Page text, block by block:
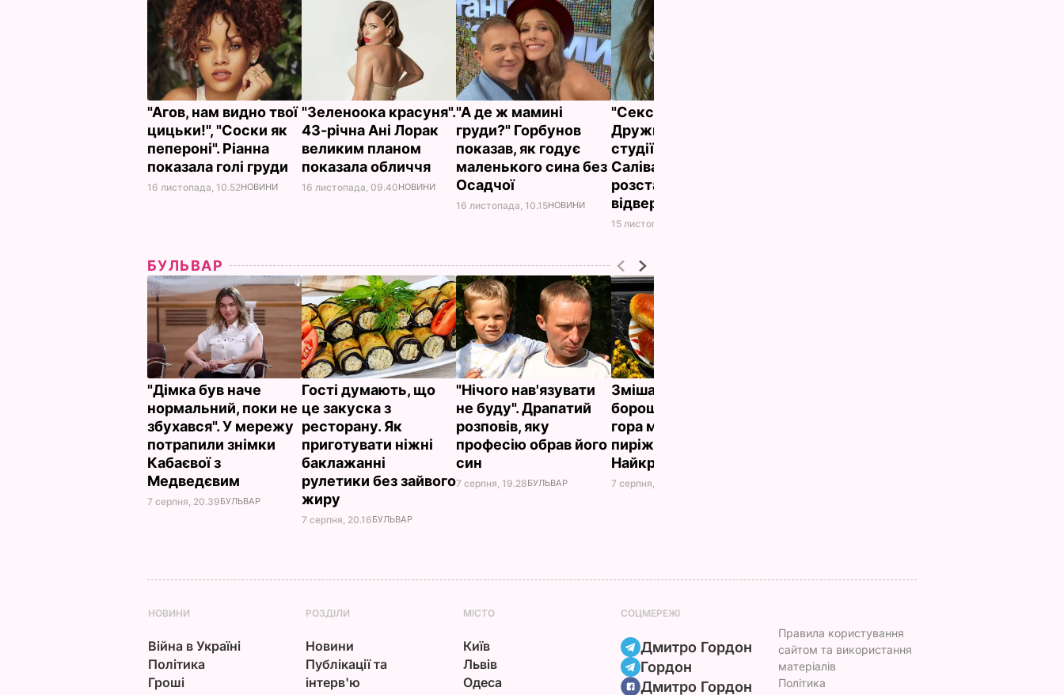
"Агов, нам видно твої
цицьки!", "Соски як
пепероні". Ріанна
показала голі груди
16 листопада, 10.52НОВИНИ
"Зеленоока красуня".
43-річна Ані Лорак
великим планом
показала обличчя
16 листопада, 09.40НОВИНИ
"А де ж мамині
груди?" Горбунов
показав, як годує
маленького сина без
Осадчої
16 листопада, 10.15НОВИНИ
"Секс-бомба".
Дружина продюсера
студії "Квартал 95"
Саліванчук
розставила ноги у
відвертому бікіні
15 листопада, 13.00
БУЛЬВАР
"Дімка був наче
нормальний, поки не
збухався". У мережу
потрапили знімки
Кабаєвої з
Медведєвим
7 серпня, 20.39БУЛЬВАР
Гості думають, що
це закуска з
ресторану. Як
приготувати ніжні
баклажанні
рулетики без зайвого
жиру
7 серпня, 20.16БУЛЬВАР
"Нічого нав'язувати
не буду". Драпатий
розповів, яку
професію обрав його
син
7 серпня, 19.28БУЛЬВАР
Змішайте це з
борошном – і ціла
гора м'яких, наче пух,
пиріжків готова.
Найкращий рецепт
7 серпня, 18.03
НОВИНИ
Війна в Україні
Політика
Гроші
РОЗДІЛИ
Новини
Публікації та
інтерв'ю
МІСТО
Київ
Львів
Одеса
СОЦМЕРЕЖІ
Дмитро Гордон
Гордон
Дмитро Гордон
Правила користування
сайтом та використання
матеріалів
Політика